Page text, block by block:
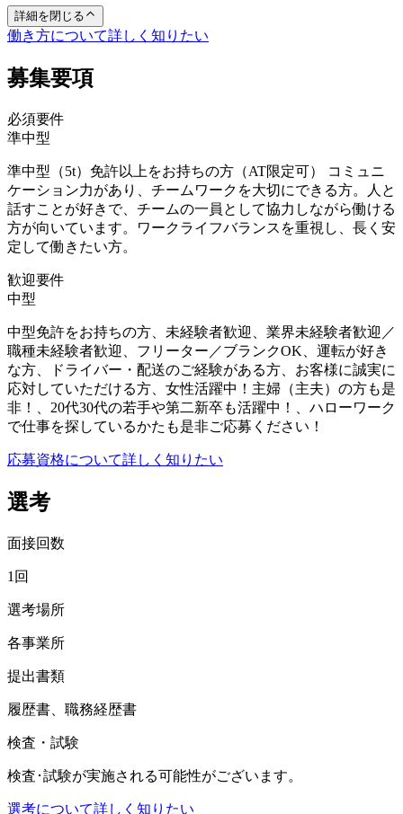
詳細を閉じる
働き方について詳しく知りたい
募集要項
必須要件
準中型
準中型（5t）免許以上をお持ちの方（AT限定可） コミュニ
ケーション力があり、チームワークを大切にできる方。人と
話すことが好きで、チームの一員として協力しながら働ける
方が向いています。ワークライフバランスを重視し、長く安
定して働きたい方。
歓迎要件
中型
中型免許をお持ちの方、未経験者歓迎、業界未経験者歓迎／
職種未経験者歓迎、フリーター／ブランクOK、運転が好き
な方、ドライバー・配送のご経験がある方、お客様に誠実に
応対していただける方、女性活躍中！主婦（主夫）の方も是
非！、20代30代の若手や第二新卒も活躍中！、ハローワーク
で仕事を探しているかたも是非ご応募ください！
応募資格について詳しく知りたい
選考
面接回数
1回
選考場所
各事業所
提出書類
履歴書、職務経歴書
検査・試験
検査･試験が実施される可能性がございます。
選考について詳しく知りたい